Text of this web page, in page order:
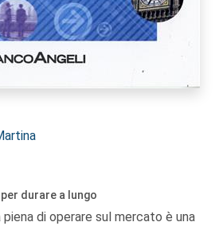
durare a lungo
di operare sul mercato è una